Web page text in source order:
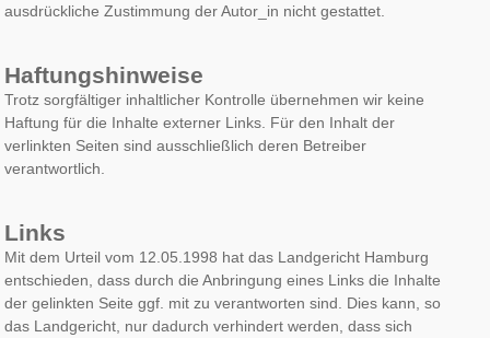
ausdrückliche Zustimmung der Autor_in nicht gestattet.
Haftungshinweise
Trotz sorgfältiger inhaltlicher Kontrolle übernehmen wir keine
Haftung für die Inhalte externer Links. Für den Inhalt der
verlinkten Seiten sind ausschließlich deren Betreiber
verantwortlich.
Links
Mit dem Urteil vom 12.05.1998 hat das Landgericht Hamburg
entschieden, dass durch die Anbringung eines Links die Inhalte
der gelinkten Seite ggf. mit zu verantworten sind. Dies kann, so
das Landgericht, nur dadurch verhindert werden, dass sich